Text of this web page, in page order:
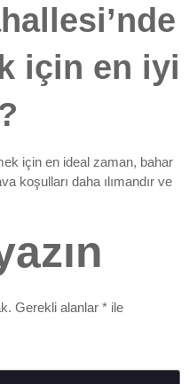
için en iyi
için en ideal zaman, bahar
koşulları daha ılımandır ve
Gerekli alanlar * ile